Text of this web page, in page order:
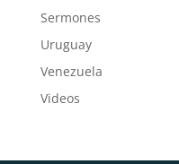
Sermones
Uruguay
Venezuela
Videos